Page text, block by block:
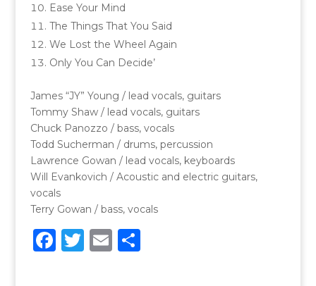
Ease Your Mind
The Things That You Said
We Lost the Wheel Again
Only You Can Decide’
James “JY” Young / lead vocals, guitars
Tommy Shaw / lead vocals, guitars
Chuck Panozzo / bass, vocals
Todd Sucherman / drums, percussion
Lawrence Gowan / lead vocals, keyboards
Will Evankovich / Acoustic and electric guitars,
vocals
Terry Gowan / bass, vocals
F T E C